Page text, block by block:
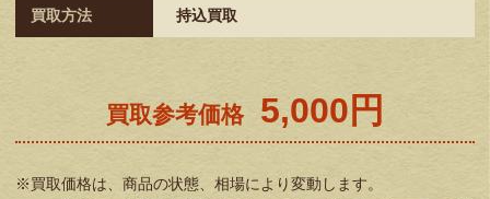
買取方法 持込買取
買取参考価格 5,000円
※買取価格は、商品の状態、相場により変動します。